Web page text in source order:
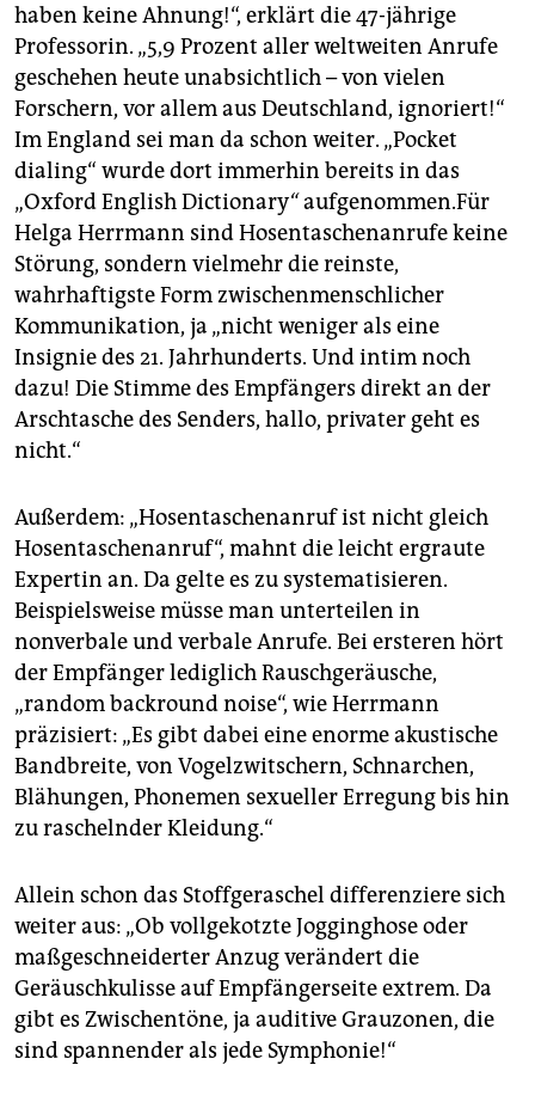
haben keine Ahnung!“, erklärt die 47-jährige
Professorin. „5,9 Prozent aller weltweiten Anrufe
geschehen heute unabsichtlich – von vielen
Forschern, vor allem aus Deutschland, ignoriert!“
Im England sei man da schon weiter. „Pocket
dialing“ wurde dort immerhin bereits in das
„Oxford English Dictionary“aufgenommen.Für
Helga Herrmann sind Hosentaschenanrufe keine
Störung, sondern vielmehr die reinste,
wahrhaftigste Form zwischenmenschlicher
Kommunikation, ja „nicht weniger als eine
Insignie des 21. Jahrhunderts. Und intim noch
dazu! Die Stimme des Empfängers direkt an der
Arschtasche des Senders, hallo, privater geht es
nicht.“
Außerdem: „Hosentaschenanruf ist nicht gleich
Hosentaschenanruf“, mahnt die leicht ergraute
Expertin an. Da gelte es zu systematisieren.
Beispielsweise müsse man unterteilen in
nonverbale und verbale Anrufe. Bei ersteren hört
der Empfänger lediglich Rauschgeräusche,
„random backround noise“, wie Herrmann
präzisiert: „Es gibt dabei eine enorme akustische
Bandbreite, von Vogelzwitschern, Schnarchen,
Blähungen, Phonemen sexueller Erregung bis hin
zu raschelnder Kleidung.“
Allein schon das Stoffgeraschel differenziere sich
weiter aus: „Ob vollgekotzte Jogginghose oder
maßgeschneiderter Anzug verändert die
Geräuschkulisse auf Empfängerseite extrem. Da
gibt es Zwischentöne, ja auditive Grauzonen, die
sind spannender als jede Symphonie!“